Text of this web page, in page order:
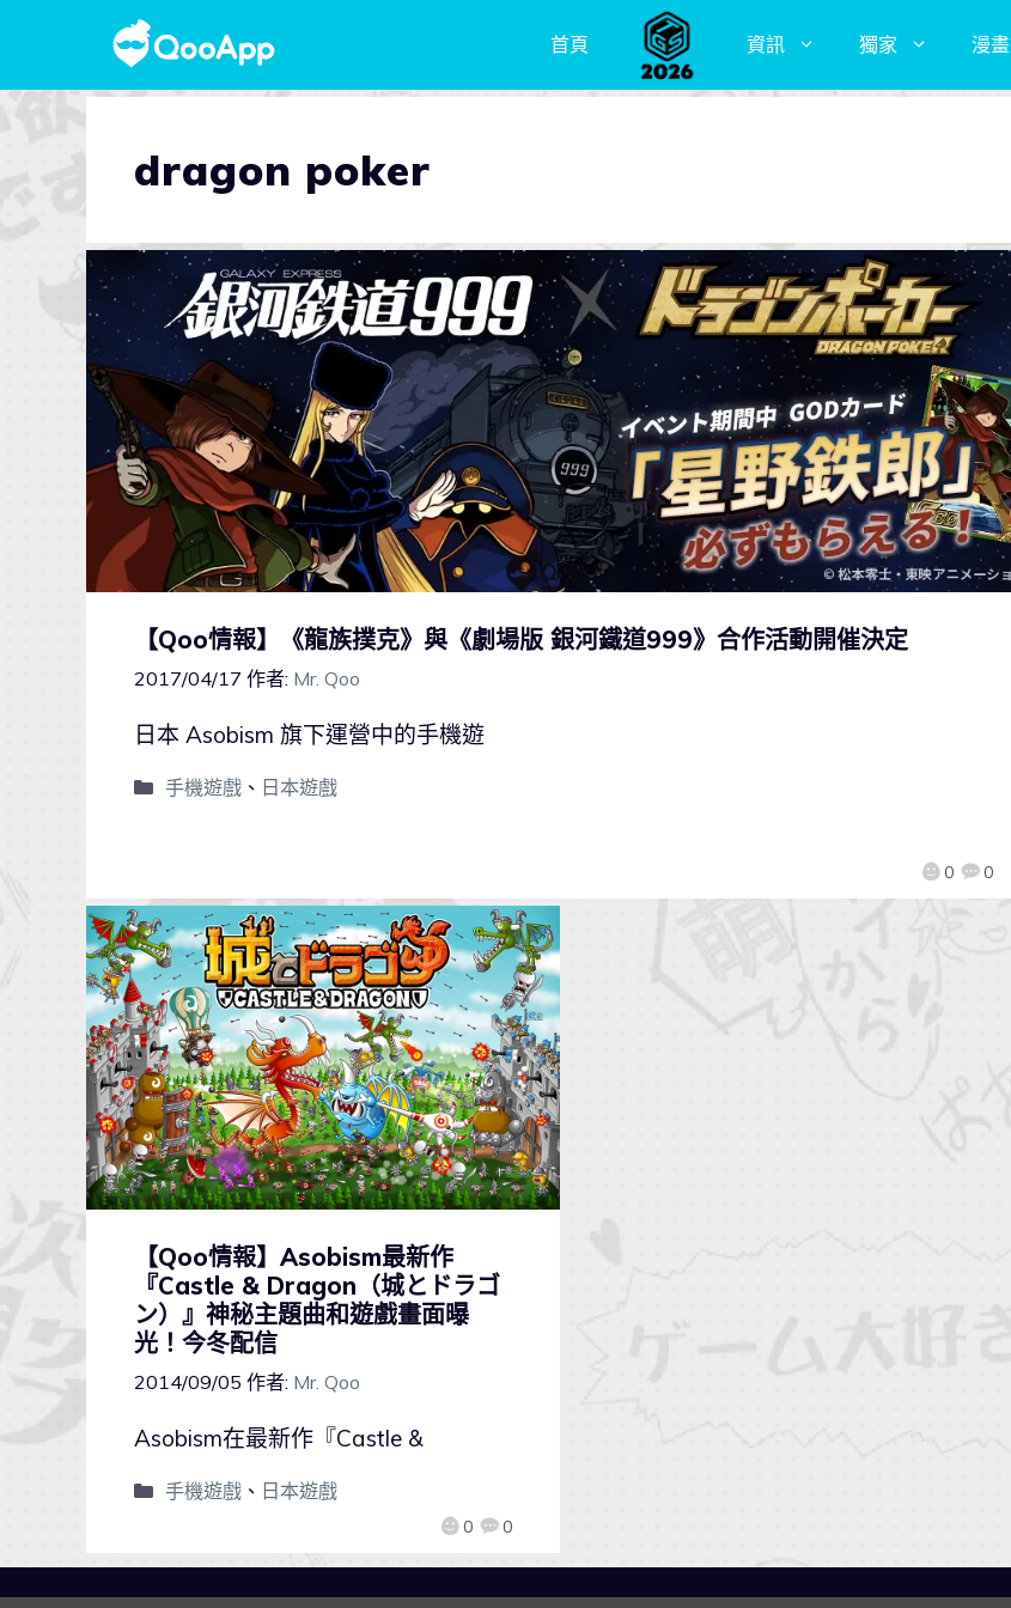
首頁 資訊 獨家 漫畫
dragon poker
【Qoo情報】《龍族撲克》與《劇場版 銀河鐵道999》合作活動開催決定
2017/04/17 作者: Mr. Qoo
0 0
日本 Asobism 旗下運營中的手機遊
手機遊戲、 日本遊戲
【Qoo情報】Asobism最新作
『Castle & Dragon（城とドラゴ
ン）』神秘主題曲和遊戲畫面曝
光！今冬配信
2014/09/05 作者: Mr. Qoo
0 0
Asobism在最新作『Castle &
手機遊戲、 日本遊戲